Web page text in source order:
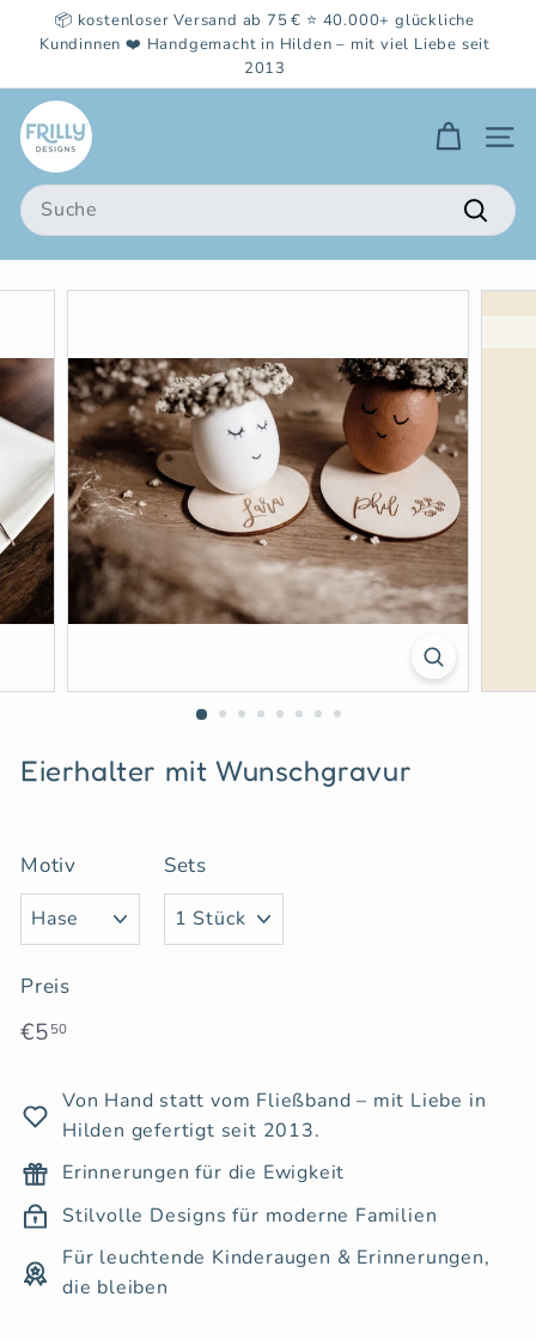
Direkt
Pause
Diashow
📦 kostenloser Versand ab 75 € ⭐️ 40.000+ glückliche
Kundinnen ❤️ Handgemacht in Hilden – mit viel Liebe seit
2013
F
r
i
l
l
e
s
g
n
s
Search
Suche
Eierhalter mit Wunschgravur
Motiv Sets
Preis
Normaler
€550
Von Hand statt vom Fließband – mit Liebe in
Hilden gefertigt seit 2013.
Erinnerungen für die Ewigkeit
Stilvolle Designs für moderne Familien
Für leuchtende Kinderaugen & Erinnerungen,
die bleiben